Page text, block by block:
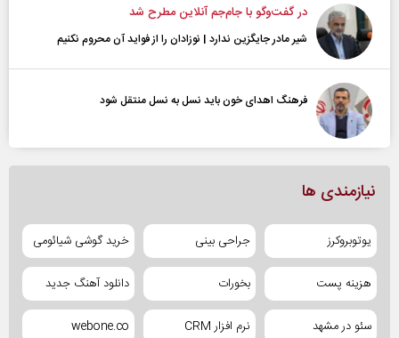
در گفت‌و‌گو با جام‌جم آنلاین مطرح شد
شیر مادر جایگزین ندارد | نوزادان را از فواید آن محروم نکنیم
فرهنگ اهدای خون باید نسل به نسل منتقل شود
نیازمندی ها
یوتوبروکرز جراحی بینی خرید گوشی شیائومی
هزینه پست بخورات دانلود آهنگ جدید
سئو در مشهد نرم افزار CRM webone.co